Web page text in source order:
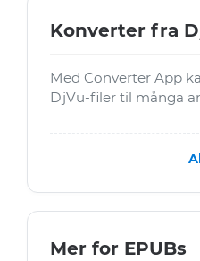
Konverter fra
Med Converter App
DjVu-filer til många
Mer for EPUBs